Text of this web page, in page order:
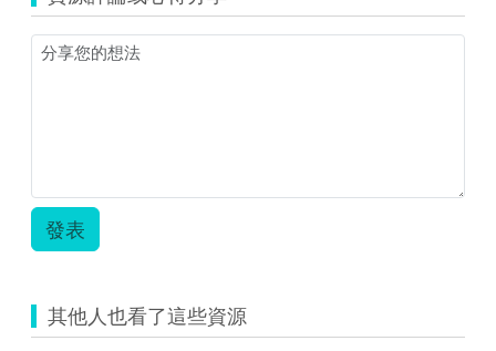
發表
其他人也看了這些資源